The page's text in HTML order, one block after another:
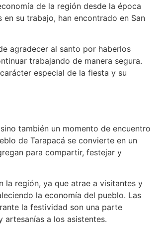
de la región desde la época
su trabajo, han encontrado en San
agradecer al santo por haberlos
trabajando de manera segura.
especial de la fiesta y su
también un momento de encuentro
de Tarapacá se convierte en un
para compartir, festejar y
la región, ya que atrae a visitantes y
la economía del pueblo. Las
la festividad son una parte
a los asistentes.